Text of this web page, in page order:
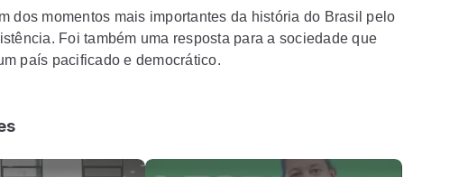
dos momentos mais importantes da história do Brasil pelo
Foi também uma resposta para a sociedade que
país pacificado e democrático.